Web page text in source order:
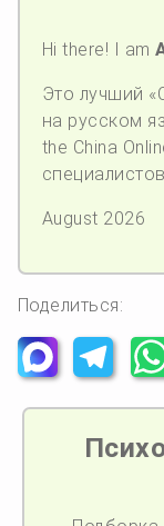
Hi there! I am
Это лучший
на русском
the China
August 2026
Поделиться: